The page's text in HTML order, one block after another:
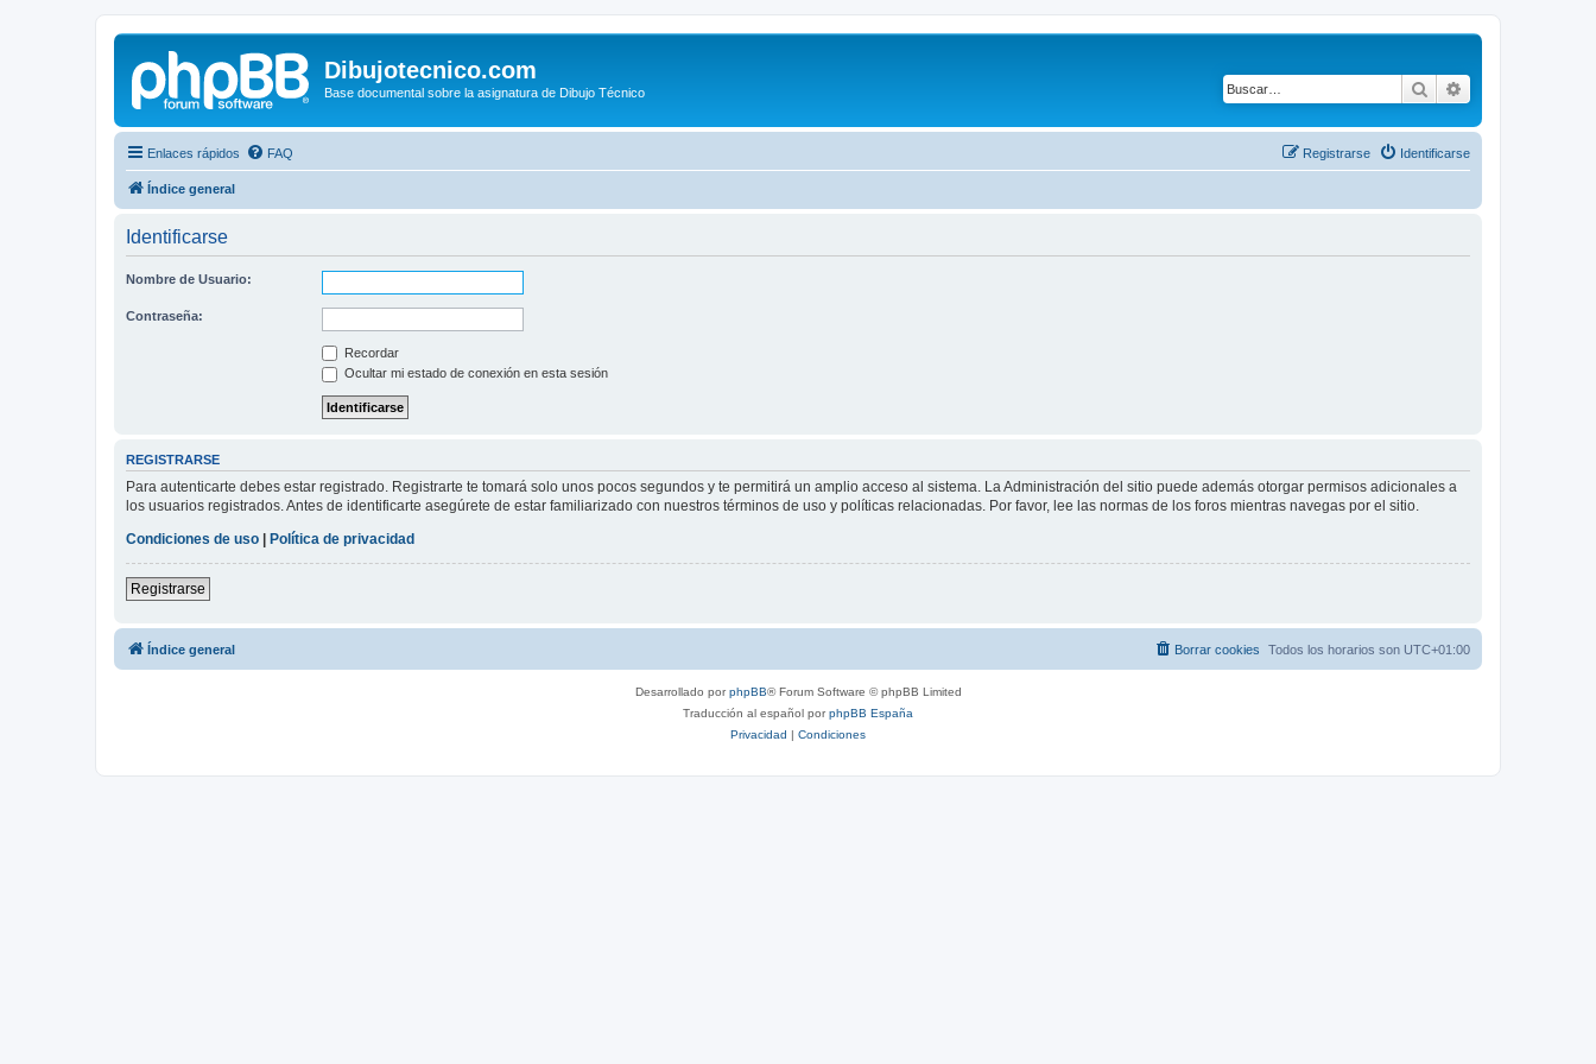
Dibujotecnico.com
Base documental sobre la asignatura de Dibujo Técnico Buscar
Enlaces rápidos FAQ Identificarse
Registrarse
Índice general
Identificarse
Nombre de Usuario:
Contraseña:
Recordar
Ocultar mi estado de conexión en esta sesión
REGISTRARSE
Para autenticarte debes estar registrado. Registrarte te tomará solo unos pocos segundos y te permitirá un amplio acceso al sistema. La Administración del sitio puede además otorgar permisos adicionales a
los usuarios registrados. Antes de identificarte asegúrete de estar familiarizado con nuestros términos de uso y políticas relacionadas. Por favor, lee las normas de los foros mientras navegas por el sitio.
Condiciones de uso
Política de privacidad
Registrarse
Índice general Todos los horarios son UTC+01:00
Borrar cookies
Desarrollado porphpBB® Forum Software © phpBB Limited
Traducción al español porphpBB España
Privacidad | Condiciones